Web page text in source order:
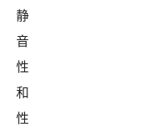
静
音
性
和
性